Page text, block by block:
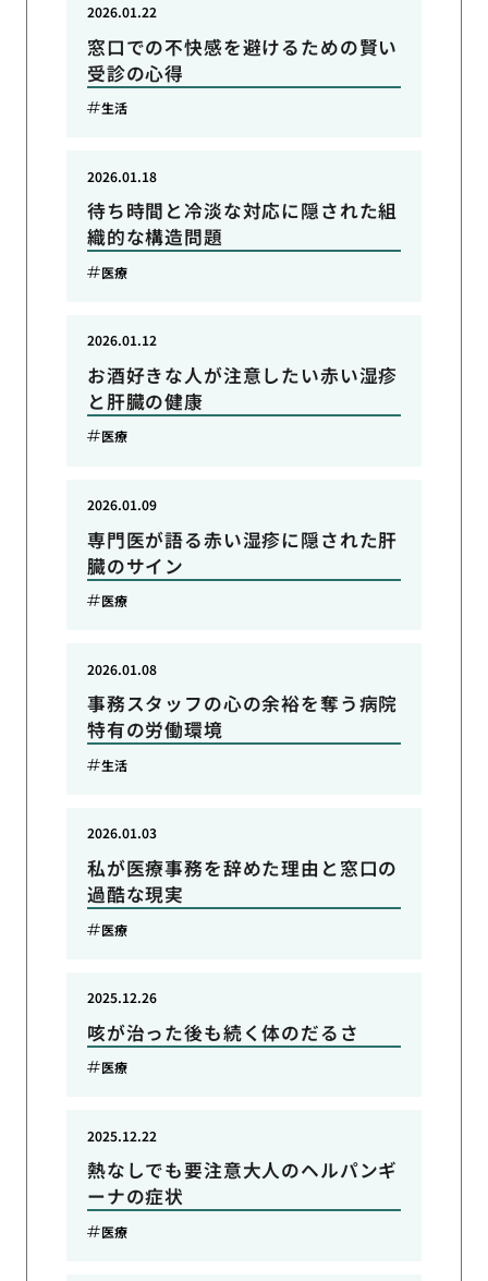
窓口での不快感を避けるための賢い
受診の心得
2026.01.22
生活
待ち時間と冷淡な対応に隠された組
織的な構造問題
2026.01.18
医療
お酒好きな人が注意したい赤い湿疹
と肝臓の健康
2026.01.12
医療
専門医が語る赤い湿疹に隠された肝
臓のサイン
2026.01.09
医療
事務スタッフの心の余裕を奪う病院
特有の労働環境
2026.01.08
生活
私が医療事務を辞めた理由と窓口の
過酷な現実
2026.01.03
医療
咳が治った後も続く体のだるさ
2025.12.26
医療
熱なしでも要注意大人のヘルパンギ
ーナの症状
2025.12.22
医療